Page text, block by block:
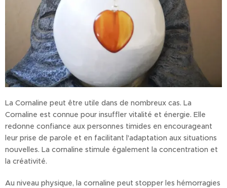
La Cornaline peut être utile dans de nombreux cas. La
Cornaline est connue pour insuffler vitalité et énergie. Elle
redonne confiance aux personnes timides en encourageant
leur prise de parole et en facilitant l'adaptation aux situations
nouvelles. La cornaline stimule également la concentration et
la créativité.
Au niveau physique, la cornaline peut stopper les hémorragies